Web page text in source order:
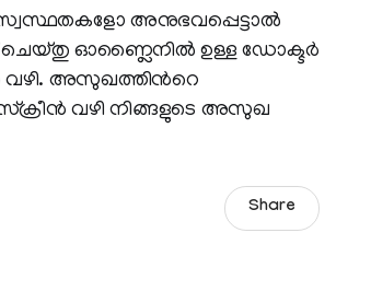
അനുഭവപ്പെട്ടാല്‍
ഓണ്ലൈനില്‍ ഉള്ള ഡോക്ടര്‍
വഴി. അസുഖത്തിന്‍റെ
വഴി നിങ്ങളുടെ അസുഖ
Share